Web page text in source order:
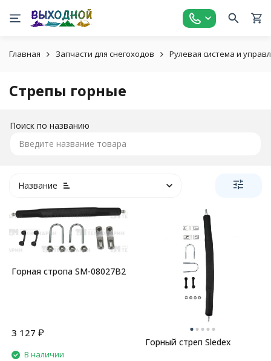
Главная Запчасти для снегоходов Рулевая система и
Стрепы горные
Поиск по названию
Название
Горная стропа SM-08027B2
3 127 ₽
В наличии
Горный стреп Sledex